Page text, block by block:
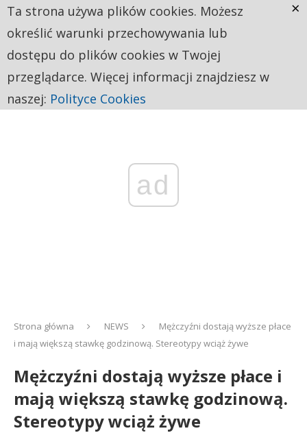
ad
Strona główna NEWS
Mężczyźni dostają wyższe płace
i mają większą stawkę godzinową. Stereotypy wciąż żywe
Mężczyźni dostają wyższe płace i
mają większą stawkę godzinową.
Stereotypy wciąż żywe
Ta strona używa plików cookies. Możesz
określić warunki przechowywania lub
dostępu do plików cookies w Twojej
przeglądarce. Więcej informacji znajdziesz w
naszej: Polityce Cookies
×